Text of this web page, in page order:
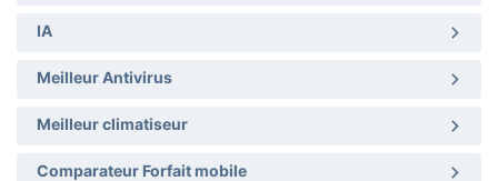
IA
Meilleur Antivirus
Meilleur climatiseur
Comparateur Forfait mobile